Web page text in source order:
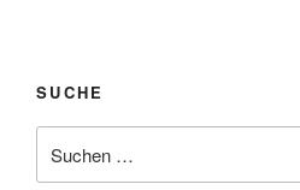
SUCHE
nach: